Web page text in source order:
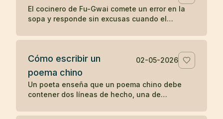
El cocinero de Fu-Gwai comete un error en la
sopa y responde sin excusas cuando el
Cómo escribir un
poema chino
02-05-2026
Un poeta enseña que un poema chino debe
contener dos líneas de hecho, una de
escena mínima que revela algo entero.